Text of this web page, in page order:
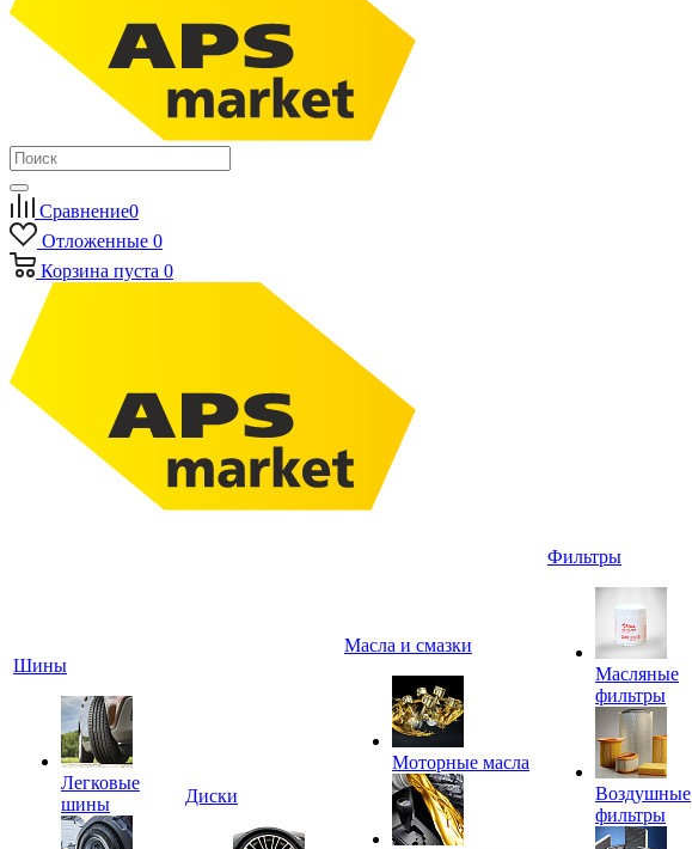
Сравнение0
Отложенные 0
Корзина пуста 0
Шины
Легковые
шины
Диски
Масла и смазки
Моторные масла
Фильтры
Масляные
фильтры
Воздушные
фильтры